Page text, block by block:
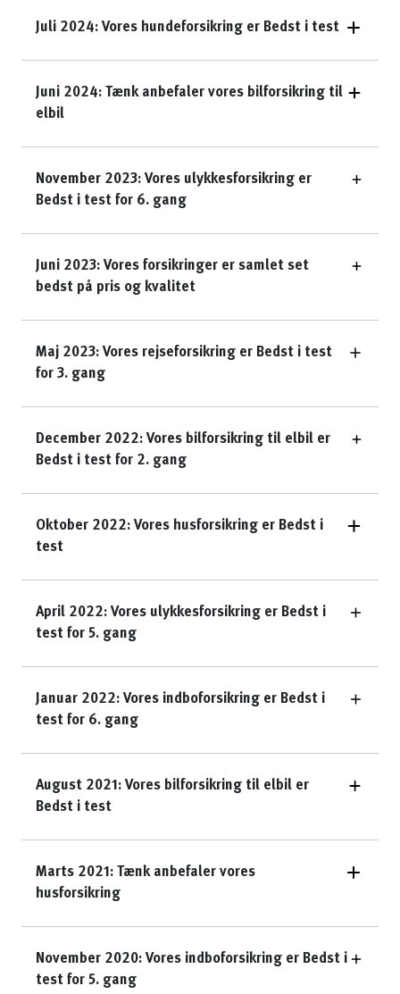
Juli 2024: Vores hundeforsikring er Bedst i test
Juni 2024: Tænk anbefaler vores bilforsikring til
elbil
November 2023: Vores ulykkesforsikring er
Bedst i test for 6. gang
Juni 2023: Vores forsikringer er samlet set
bedst på pris og kvalitet
Maj 2023: Vores rejseforsikring er Bedst i test
for 3. gang
December 2022: Vores bilforsikring til elbil er
Bedst i test for 2. gang
Oktober 2022: Vores husforsikring er Bedst i
test
April 2022: Vores ulykkesforsikring er Bedst i
test for 5. gang
Januar 2022: Vores indboforsikring er Bedst i
test for 6. gang
August 2021: Vores bilforsikring til elbil er
Bedst i test
Marts 2021: Tænk anbefaler vores
husforsikring
November 2020: Vores indboforsikring er Bedst i
test for 5. gang